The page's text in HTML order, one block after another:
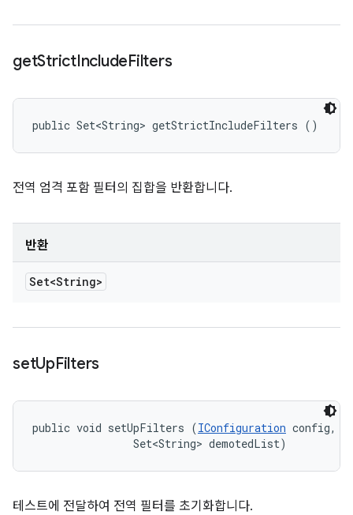
getStrictIncludeFilters
public Set<String> getStrictIncludeFilters ()
전역 엄격 포함 필터의 집합을 반환합니다.
반환
Set<String>
setUpFilters
public void setUpFilters (IConfiguration config,
                Set<String> demotedList)
테스트에 전달하여 전역 필터를 초기화합니다.